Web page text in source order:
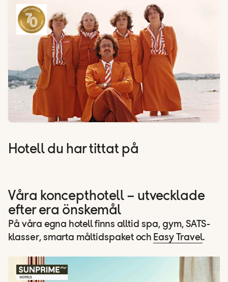
Hotell du har tittat på
Våra koncepthotell – utvecklade
efter era önskemål
På våra egna hotell finns alltid spa, gym, SATS-
klasser, smarta måltidspaket och Easy Travel.